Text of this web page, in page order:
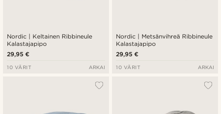
Nordic | Keltainen Ribbineule
Kalastajapipo
29,95 €
10 VÄRIT ARKAI
Nordic | Metsänvihreä Ribbineule
Kalastajapipo
29,95 €
10 VÄRIT ARKAI